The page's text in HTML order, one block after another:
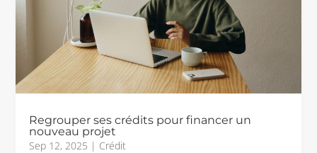
Regrouper ses crédits pour financer un
nouveau projet
Sep 12, 2025 | Crédit